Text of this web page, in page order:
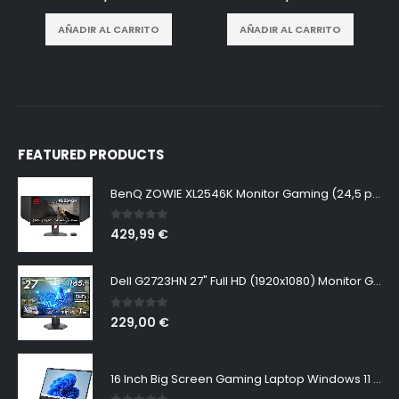
AÑADIR AL CARRITO AÑADIR AL CARRITO
FEATURED PRODUCTS
BenQ ZOWIE XL2546K Monitor Gaming (24,5 pulgadas, FHD 1080p, 240 Hz, 0.5ms, DyAc+, XL Setting to Share, S switch, Shielding Hood)
0out of 5
429,99 €
Dell G2723HN 27" Full HD (1920x1080) Monitor Gaming, 165Hz, Fast IPS, 1ms, AMD FreeSync Premium, NVIDIA G-SYNC Compatible, 99% sRGB, DisplayPort, 2x HDMI, Negro
0out of 5
229,00 €
16 Inch Big Screen Gaming Laptop Windows 11 Pro, Intel i9 12900H GeForce RTX 3060 6G, 64GB DDR4 2TB NVMe, 2.5K IPS 165Hz Notebook Gamer PC Computer, WiFi6 BT5.2, Colorful Backlit Keyboard